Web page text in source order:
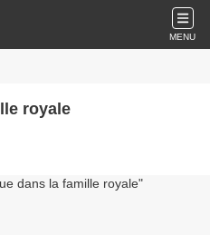
MENU
royale